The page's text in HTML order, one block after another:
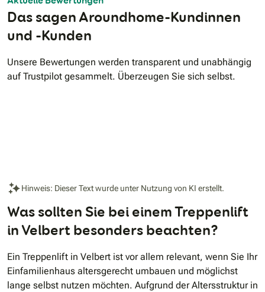
Das sagen Aroundhome-Kundinnen
und -Kunden
Unsere Bewertungen werden transparent und unabhängig
auf Trustpilot gesammelt. Überzeugen Sie sich selbst.
Hinweis: Dieser Text wurde unter Nutzung von KI erstellt.
Was sollten Sie bei einem Treppenlift
in Velbert besonders beachten?
Ein Treppenlift in Velbert ist vor allem relevant, wenn Sie Ihr
Einfamilienhaus altersgerecht umbauen und möglichst
lange selbst nutzen möchten. Aufgrund der Altersstruktur in